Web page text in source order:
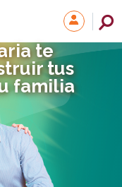
te
tus
familia